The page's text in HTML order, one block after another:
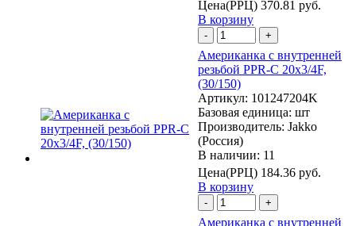
Цена(РРЦ) 370.81 руб.
В корзину
- +
Американка с внутренней
резьбой PPR-C 20х3/4F,
(30/150)
Артикул: 101247204K
Базовая единица: шт
Производитель: Jakko
(Россия)
В наличии: 11
Цена(РРЦ) 184.36 руб.
В корзину
- +
Американка с внутренней